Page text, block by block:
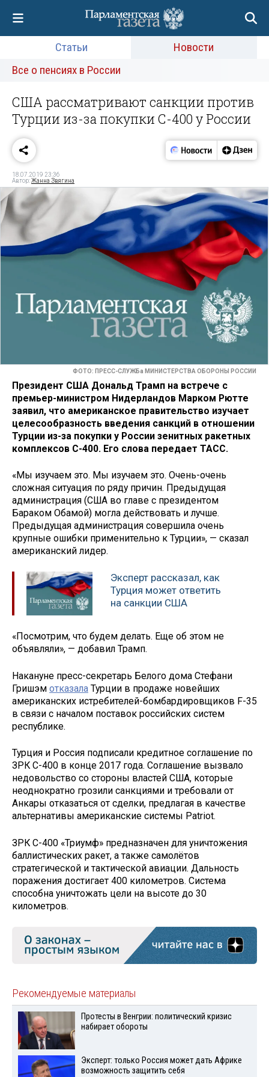
Статьи
Новости
Все о пенсиях в России
США рассматривают санкции против
Турции из-за покупки С-400 у России
18.07.2019 23:36
Автор:Жанна Звягина
ФОТО: ПРЕСС-СЛУЖБа МИНИСТЕРСТВА ОБОРОНЫ РОССИИ
Президент США Дональд Трамп на встрече с
премьер-министром Нидерландов Марком Рютте
заявил, что американское правительство изучает
целесообразность введения санкций в отношении
Турции из-за покупки у России зенитных ракетных
комплексов С-400. Его слова передает ТАСС.
«Мы изучаем это. Мы изучаем это. Очень-очень
сложная ситуация по ряду причин. Предыдущая
администрация (США во главе с президентом
Бараком Обамой) могла действовать и лучше.
Предыдущая администрация совершила очень
крупные ошибки применительно к Турции», — сказал
американский лидер.
Эксперт рассказал, как
Турция может ответить
на санкции США
«Посмотрим, что будем делать. Еще об этом не
объявляли», — добавил Трамп.
Накануне пресс-секретарь Белого дома Стефани
Гришэм отказала Турции в продаже новейших
американских истребителей-бомбардировщиков F-35
в связи с началом поставок российских систем
республике.
Турция и Россия подписали кредитное соглашение по
ЗРК С-400 в конце 2017 года. Соглашение вызвало
недовольство со стороны властей США, которые
неоднократно грозили санкциями и требовали от
Анкары отказаться от сделки, предлагая в качестве
альтернативы американские системы Patriot.
ЗРК С-400 «Триумф» предназначен для уничтожения
баллистических ракет, а также самолётов
стратегической и тактической авиации. Дальность
поражения достигает 400 километров. Система
способна уничтожать цели на высоте до 30
километров.
Рекомендуемые материалы
Протесты в Венгрии: политический кризис
набирает обороты
Эксперт: только Россия может дать Африке
возможность защитить себя